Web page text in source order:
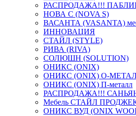
РАСПРОДАЖА!!! ПАБЛИК
НОВА С (NOVA S)
ВАСАНТА (VASANTA)
ИННОВАЦИЯ
СТАЙЛ (STYLE)
РИВА (RIVA)
СОЛЮШН (SOLUTION)
ОНИКС (ONIX)
ОНИКС (ONIX) O-
ОНИКС (ONIX) П-металл
РАСПРОДАЖА!!!
Мебель СТАЙЛ
ОНИКС ВУД (ONIX